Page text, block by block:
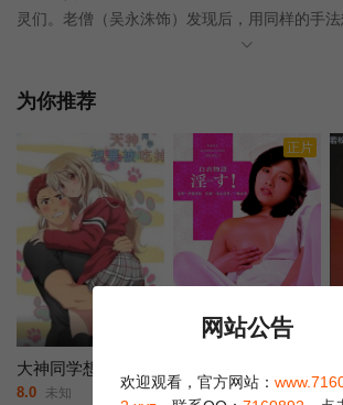
灵们。老僧（吴永洙饰）发现后，用同样的手
可胡来。 夏
天，一名患病少女（何丽珍饰）在母亲陪同下
秋天，青年（
饰）在外面杀人后重返寺庙，请求谅解。老僧命
罪孽，同时，追捕逃犯的警察
冬天，服完刑期的中年男
饰）回到山中寺庙，重新开始修行苦练。一名妇
并留下了一个男婴，希望
之后，又一个春天到来。
为你推荐
8.0 未知
正片
HD中字
6.0 Hakui monogatari: okasu!/Story of White Coat: Indecent Acts/白衣物語/淫す！/
网站公告
欢迎观看，官方网站：